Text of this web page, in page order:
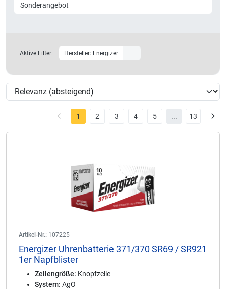
Sonderangebot
Aktive Filter: Hersteller: Energizer
1 2 3 4 5 ... 13
Artikel-Nr.: 107225
Energizer Uhrenbatterie 371/370 SR69 / SR921
1er Napfblister
Zellengröße: Knopfzelle
System: AgO